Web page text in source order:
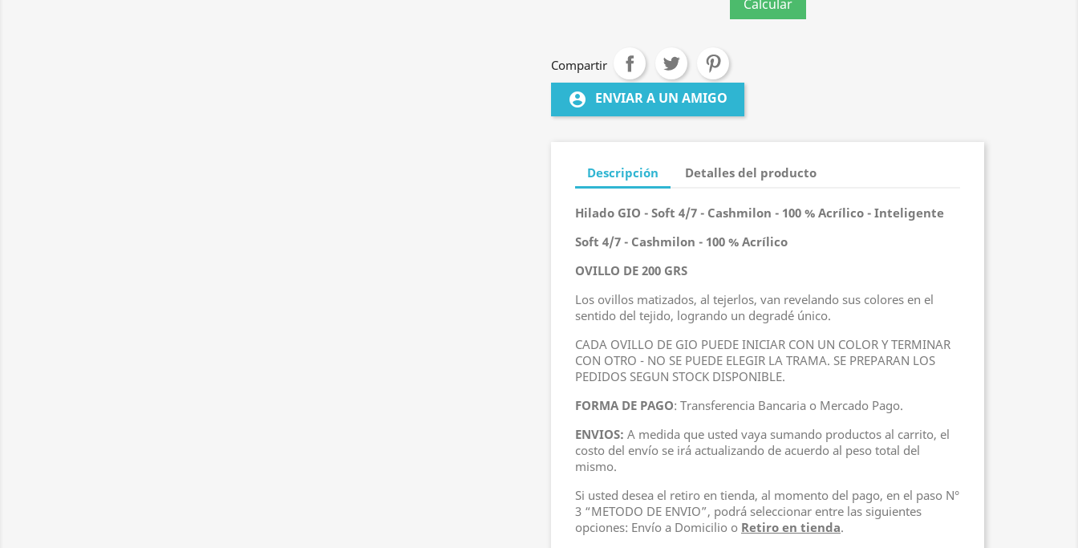
Compartir
account_circle ENVIAR A UN AMIGO
Descripción Detalles del producto
Hilado GIO - Soft 4/7 - Cashmilon - 100 % Acrílico - Inteligente
Soft 4/7 - Cashmilon - 100 % Acrílico
OVILLO DE 200 GRS
Los ovillos matizados, al tejerlos, van revelando sus colores en el
sentido del tejido, logrando un degradé único.
CADA OVILLO DE GIO PUEDE INICIAR CON UN COLOR Y TERMINAR
CON OTRO - NO SE PUEDE ELEGIR LA TRAMA. SE PREPARAN LOS
PEDIDOS SEGUN STOCK DISPONIBLE.
FORMA DE PAGO: Transferencia Bancaria o Mercado Pago.
ENVIOS: A medida que usted vaya sumando productos al carrito, el
costo del envío se irá actualizando de acuerdo al peso total del
mismo.
Si usted desea el retiro en tienda, al momento del pago, en el paso N°
3 “METODO DE ENVIO”, podrá seleccionar entre las siguientes
opciones: Envío a Domicilio o Retiro en tienda.